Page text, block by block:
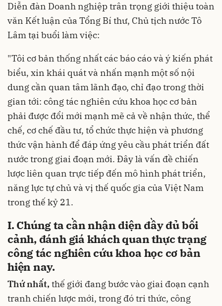
Diễn đàn Doanh nghiệp trân trọng giới thiệu toàn
văn Kết luận của Tổng Bí thư, Chủ tịch nước Tô
Lâm tại buổi làm việc:
"Tôi cơ bản thống nhất các báo cáo và ý kiến phát
biểu, xin khái quát và nhấn mạnh một số nội
dung cần quan tâm lãnh đạo, chỉ đạo trong thời
gian tới: công tác nghiên cứu khoa học cơ bản
phải được đổi mới mạnh mẽ cả về nhận thức, thể
chế, cơ chế đầu tư, tổ chức thực hiện và phương
thức vận hành để đáp ứng yêu cầu phát triển đất
nước trong giai đoạn mới. Đây là vấn đề chiến
lược liên quan trực tiếp đến mô hình phát triển,
năng lực tự chủ và vị thế quốc gia của Việt Nam
trong thế kỷ 21.
I. Chúng ta cần nhận diện đầy đủ bối
cảnh, đánh giá khách quan thực trạng
công tác nghiên cứu khoa học cơ bản
hiện nay.
Thứ nhất, thế giới đang bước vào giai đoạn cạnh
tranh chiến lược mới, trong đó tri thức, công